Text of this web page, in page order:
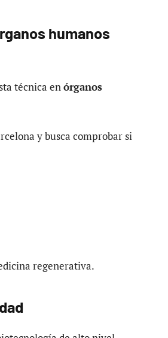
humanos
técnica enórganos
y busca comprobar si
regenerativa.